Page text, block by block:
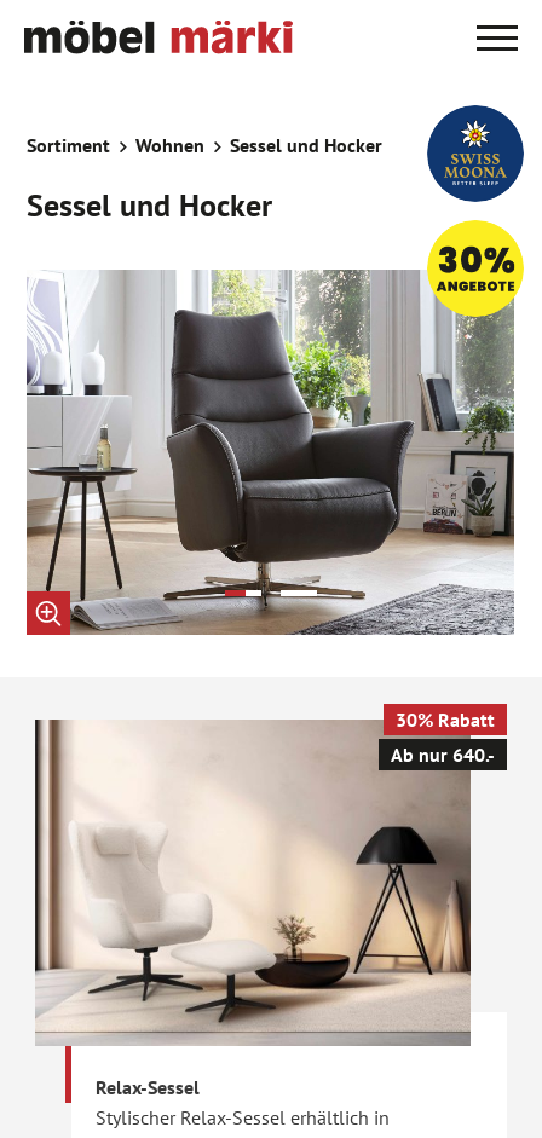
Sortiment Wohnen Sessel und Hocker
Sessel und Hocker
Relax-Sessel
Stylischer Relax-Sessel erhältlich in
30% Rabatt
Ab nur 640.-